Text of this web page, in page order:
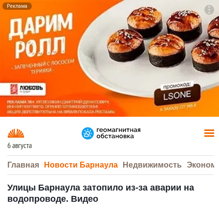
Реклама
6 августа
Главная Новости Барнаула Недвижимость
Улицы Барнаула затопило из-за аварии на
водопроводе. Видео